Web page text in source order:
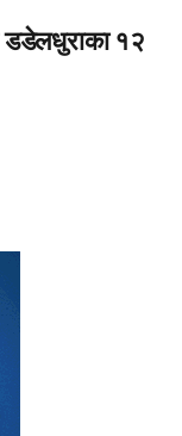
डडेलधुराका १२